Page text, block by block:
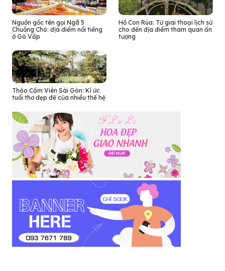
Nguồn gốc tên gọi Ngã 5
Chuồng Chó: địa điểm nổi tiếng
ở Gò Vấp
Hồ Con Rùa: Từ giai thoại lịch sử
cho đến địa điểm tham quan ấn
tượng
Thảo Cầm Viên Sài Gòn: Kí ức
tuổi thơ đẹp đẽ của nhiều thế hệ